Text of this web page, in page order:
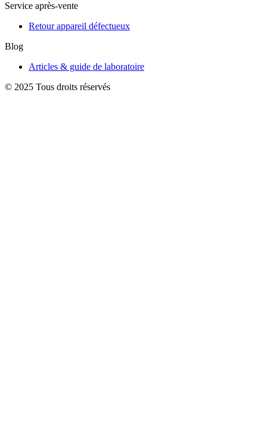
Service après-vente
Retour appareil défectueux
Blog
Articles & guide de laboratoire
© 2025 Tous droits réservés